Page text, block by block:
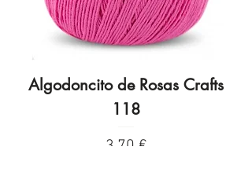
Algodoncito de Rosas Crafts
118
Preço
3,70 €